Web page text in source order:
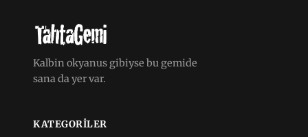
Kalbin okyanus gibiyse bu gemide
sana da yer var.
KATEGORILER